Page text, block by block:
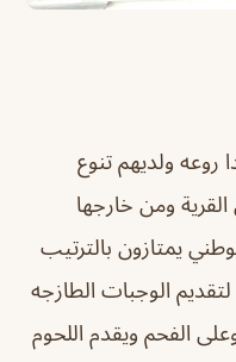
روعه ولديهم تنوع
ومن خارجها
يمتازون بالترتيب
الوجبات الطازجه
الفحم ويقدم اللحوم